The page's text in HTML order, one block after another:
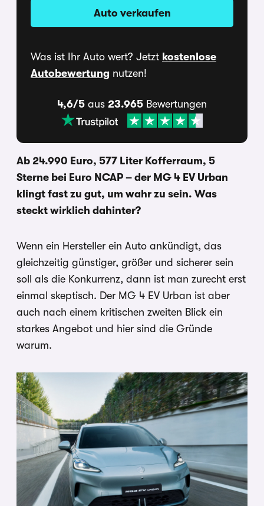
Auto verkaufen
Was ist Ihr Auto wert? Jetzt kostenlose
Autobewertung nutzen!
4,6/5 aus 23.965 Bewertungen
Ab 24.990 Euro, 577 Liter Kofferraum, 5
Sterne bei Euro NCAP – der MG 4 EV Urban
klingt fast zu gut, um wahr zu sein. Was
steckt wirklich dahinter?
Wenn ein Hersteller ein Auto ankündigt, das
gleichzeitig günstiger, größer und sicherer sein
soll als die Konkurrenz, dann ist man zurecht erst
einmal skeptisch. Der MG 4 EV Urban ist aber
auch nach einem kritischen zweiten Blick ein
starkes Angebot und hier sind die Gründe
warum.